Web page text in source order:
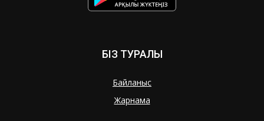
БІЗ ТУРАЛЫ
Байланыс
Жарнама